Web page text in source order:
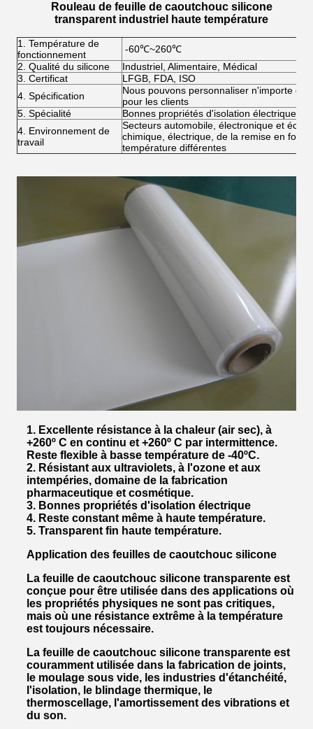
Rouleau de feuille de caoutchouc silicone
transparent industriel haute température
1. Température de
fonctionnement
-60℃~260℃
2. Qualité du silicone
Industriel, Alimentaire, Médical
3. Certificat
LFGB, FDA, ISO
4. Spécification
Nous pouvons personnaliser n'importe
pour les clients
5. Spécialité
Bonnes propriétés d'isolation électrique,
4. Environnement de
travail
Secteurs automobile, électronique et
chimique, électrique, de la remise en
température différentes
1. Excellente résistance à la chaleur (air sec), à
+260º C en continu et +260º C par intermittence.
Reste flexible à basse température de -40ºC.
2. Résistant aux ultraviolets, à l'ozone et aux
intempéries, domaine de la fabrication
pharmaceutique et cosmétique.
3. Bonnes propriétés d'isolation électrique
4. Reste constant même à haute température.
5. Transparent fin haute température.
Application des feuilles de caoutchouc silicone
La feuille de caoutchouc silicone transparente est
conçue pour être utilisée dans des applications où
les propriétés physiques ne sont pas critiques,
mais où une résistance extrême à la température
est toujours nécessaire.
La feuille de caoutchouc silicone transparente est
couramment utilisée dans la fabrication de joints,
le moulage sous vide, les industries d'étanchéité,
l'isolation, le blindage thermique, le
thermoscellage, l'amortissement des vibrations et
du son.